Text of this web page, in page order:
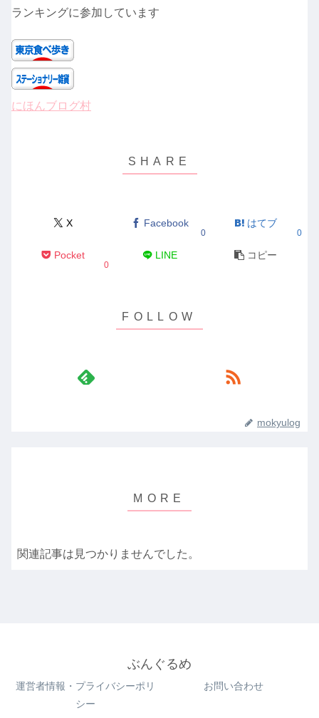
ランキングに参加しています
にほんブログ村
X Facebook
0
はてブ
0
Pocket
0
LINE コピー
mokyulog
関連記事は見つかりませんでした。
ぶんぐるめ
運営者情報・プライバシーポリ
シー
お問い合わせ